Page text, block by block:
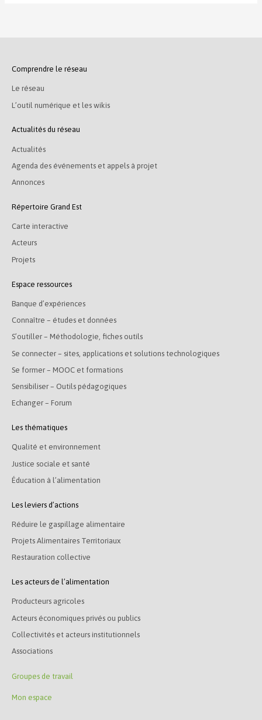
Comprendre le réseau
Le réseau
L’outil numérique et les wikis
Actualités du réseau
Actualités
Agenda des événements et appels à projet
Annonces
Répertoire Grand Est
Carte interactive
Acteurs
Projets
Espace ressources
Banque d’expériences
Connaître – études et données
S’outiller – Méthodologie, fiches outils
Se connecter – sites, applications et solutions technologiques
Se former – MOOC et formations
Sensibiliser – Outils pédagogiques
Echanger – Forum
Les thématiques
Qualité et environnement
Justice sociale et santé
Éducation à l’alimentation
Les leviers d’actions
Réduire le gaspillage alimentaire
Projets Alimentaires Territoriaux
Restauration collective
Les acteurs de l’alimentation
Producteurs agricoles
Acteurs économiques privés ou publics
Collectivités et acteurs institutionnels
Associations
Groupes de travail
Mon espace